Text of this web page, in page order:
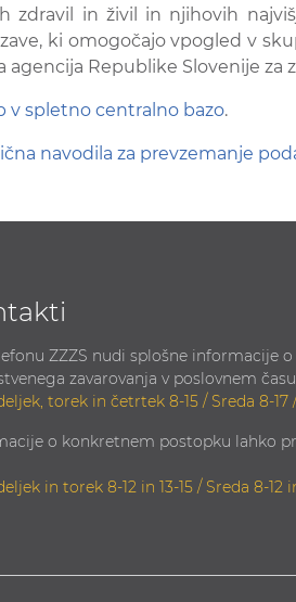
zdravil in živil in njihovih
ki omogočajo vpogled v
agencija Republike Slovenije
v spletno centralno bazo.
navodila za prevzemanje
ZZZS nudi splošne informacije
zavarovanja v poslovnem
torek in četrtek 8-15 / Sreda 8-17
o konkretnem postopku lahko
in torek 8-12 in 13-15 / Sreda 8-12